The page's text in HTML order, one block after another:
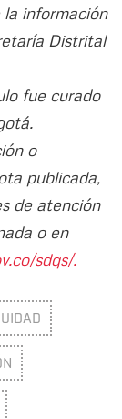
información
Distrital
fue curado
o
publicada,
de atención
o en
sdqs/.